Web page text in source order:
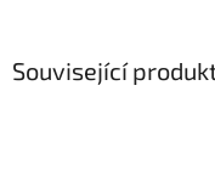
Související